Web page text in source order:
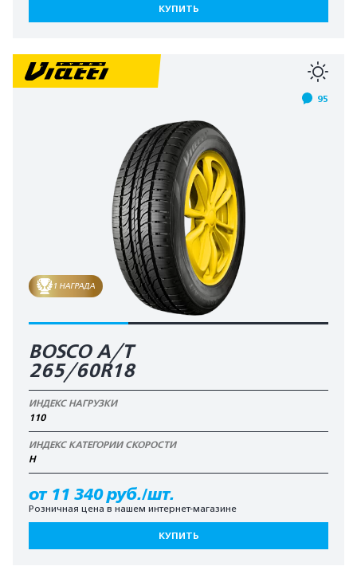
КУПИТЬ
95
1 НАГРАДА
BOSCO A/T
265/60R18
ИНДЕКС НАГРУЗКИ
110
ИНДЕКС КАТЕГОРИИ СКОРОСТИ
H
от 11 340 руб./шт.
Розничная цена в нашем интернет-магазине
КУПИТЬ